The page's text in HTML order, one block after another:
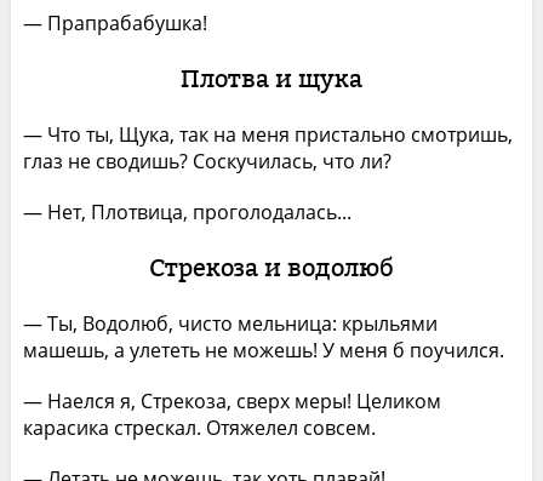
— Прапрабабушка!
Плотва и щука
— Что ты, Щука, так на меня пристально смотришь,
глаз не сводишь? Соскучилась, что ли?
— Нет, Плотвица, проголодалась...
Стрекоза и водолюб
— Ты, Водолюб, чисто мельница: крыльями
машешь, а улететь не можешь! У меня б поучился.
— Наелся я, Стрекоза, сверх меры! Целиком
карасика стрескал. Отяжелел совсем.